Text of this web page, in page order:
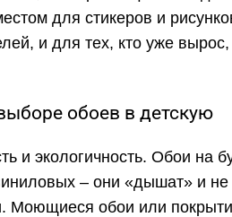
для стикеров и
и для тех, кто уже
обоев в детскую
и экологичность. Обои на
– они «дышат» и
Моющиеся обои или